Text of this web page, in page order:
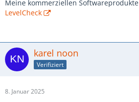
Meine kommerziellen Softwareprodukte
LevelCheck
karel noon
Verifiziert
8. Januar 2025